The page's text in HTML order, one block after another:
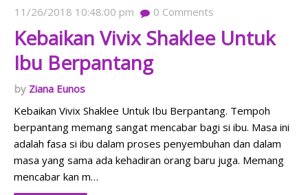
11/26/2018 10:48:00 pm 0 Comments
Kebaikan Vivix Shaklee Untuk
Ibu Berpantang
Ziana Eunos
Kebaikan Vivix Shaklee Untuk Ibu Berpantang. Tempoh
berpantang memang sangat mencabar bagi si ibu. Masa ini
adalah fasa si ibu dalam proses penyembuhan dan dalam
masa yang sama ada kehadiran orang baru juga. Memang
mencabar kan m…